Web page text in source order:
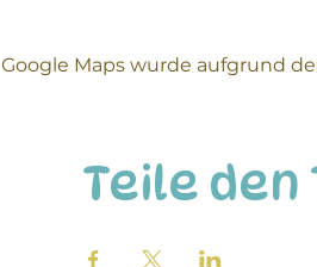
Google Maps wurde aufgrund
Teile den